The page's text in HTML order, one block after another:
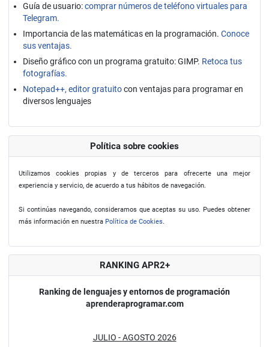
Guía de usuario:comprar números de teléfono virtuales para
Telegram.
Importancia de las matemáticas en la programación. Conoce
sus ventajas.
Diseño gráfico con un programa gratuito: GIMP. Retoca tus
fotografías.
Notepad++, editor gratuitocon ventajas para programar en
diversos lenguajes
Política sobre cookies
Utilizamos cookies propias y de terceros para ofrecerte una mejor
experiencia y servicio, de acuerdo a tus hábitos de navegación.
Si continúas navegando, consideramos que aceptas su uso. Puedes obtener
más información en nuestra Política de Cookies
RANKING APR2+
Ranking de lenguajes y entornos de programación
aprenderaprogramar.com
JULIO - AGOSTO 2026